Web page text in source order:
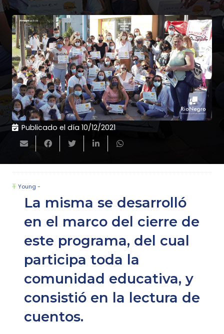
Publicado el día 10/12/2021
Young -
La misma se desarrolló
en el marco del cierre de
este programa, del cual
participa toda la
comunidad educativa, y
consistió en la lectura de
cuentos.